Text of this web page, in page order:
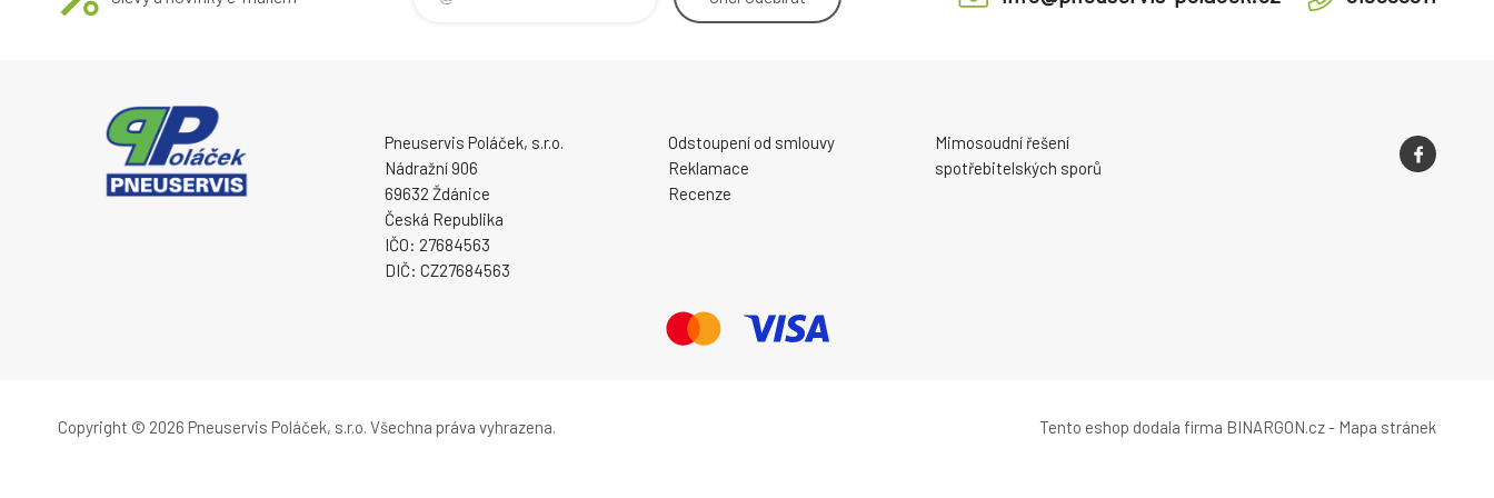
Pneuservis Poláček, s.r.o.
Nádražní 906
69632 Ždánice
Česká Republika
IČO: 27684563
DIČ: CZ27684563
Odstoupení od smlouvy
Reklamace
Recenze
Mimosoudní řešení
spotřebitelských sporů
Copyright © 2026 Pneuservis Poláček, s.r.o. Všechna práva vyhrazena. Tento eshop dodala firma BINARGON.cz- Mapa stránek